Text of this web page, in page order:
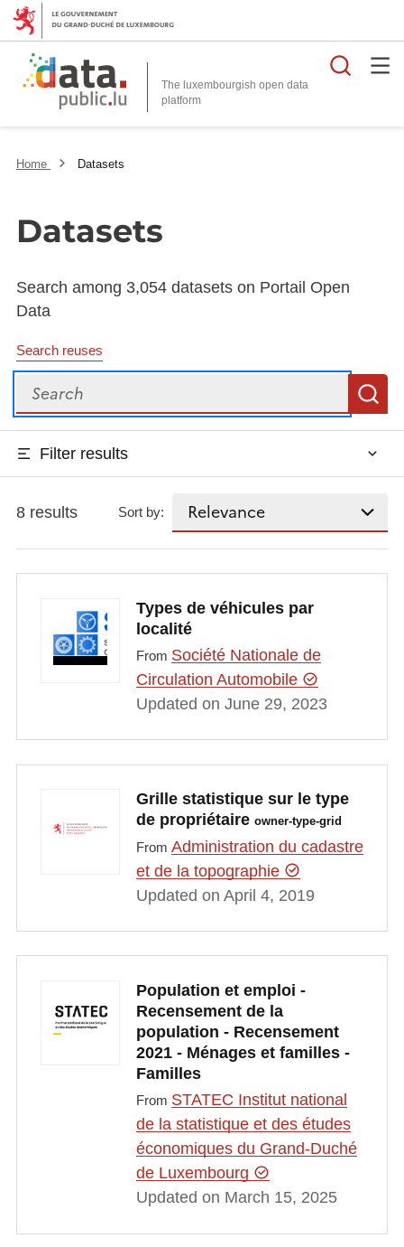
The luxembourgish open data
platform
Home Datasets
Datasets
Search among 3,054 datasets on Portail Open
Data
Search reuses
Search
Filter results
8 results Sort by:
Types de véhicules par
localité
From Société Nationale de
Circulation Automobile
Updated on June 29, 2023
Grille statistique sur le type
de propriétaire owner-type-grid
From Administration du cadastre
et de la topographie
Updated on April 4, 2019
Population et emploi -
Recensement de la
population - Recensement
2021 - Ménages et familles -
Familles
From STATEC Institut national
de la statistique et des études
économiques du Grand-Duché
de Luxembourg
Updated on March 15, 2025